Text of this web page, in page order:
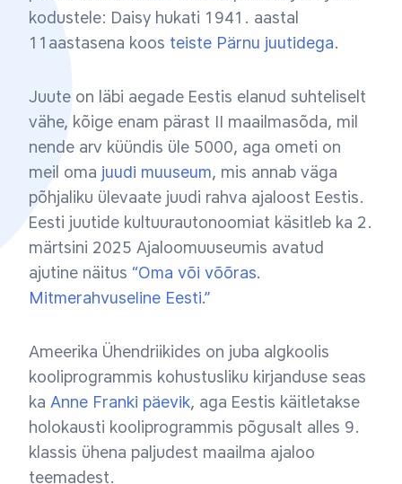
kodustele: Daisy hukati 1941. aastal
11aastasena koos teiste Pärnu juutidega.
Juute on läbi aegade Eestis elanud suhteliselt
vähe, kõige enam pärast II maailmasõda, mil
nende arv küündis üle 5000, aga ometi on
meil oma juudi muuseum, mis annab väga
põhjaliku ülevaate juudi rahva ajaloost Eestis.
Eesti juutide kultuurautonoomiat käsitleb ka 2.
märtsini 2025 Ajaloomuuseumis avatud
ajutine näitus “Oma või võõras.
Mitmerahvuseline Eesti.”
Ameerika Ühendriikides on juba algkoolis
kooliprogrammis kohustusliku kirjanduse seas
ka Anne Franki päevik, aga Eestis käitletakse
holokausti kooliprogrammis põgusalt alles 9.
klassis ühena paljudest maailma ajaloo
teemadest.